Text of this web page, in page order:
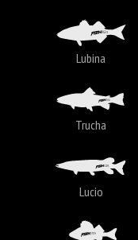
Lubina
Trucha
Lucio